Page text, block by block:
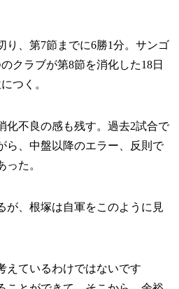
、第7節までに6勝1分。サンゴ
クラブが第8節を消化した18日
つく。
不良の感も残す。過去2試合で
ら、中盤以降のエラー、反則で
た。
、根塚は自軍をこのように見
えているわけではないです